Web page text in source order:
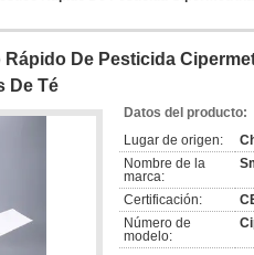
De Pesticida
De Té
Datos del producto:
Lugar de origen:
Nombre de la
marca:
Certificación:
Número de
modelo: